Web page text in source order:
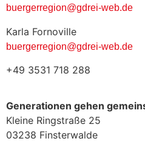
buergerregion@gdrei-web.de
Karla Fornoville
buergerregion@gdrei-web.de
+49 3531 718 288
Generationen gehen
Kleine Ringstraße 25
03238 Finsterwalde